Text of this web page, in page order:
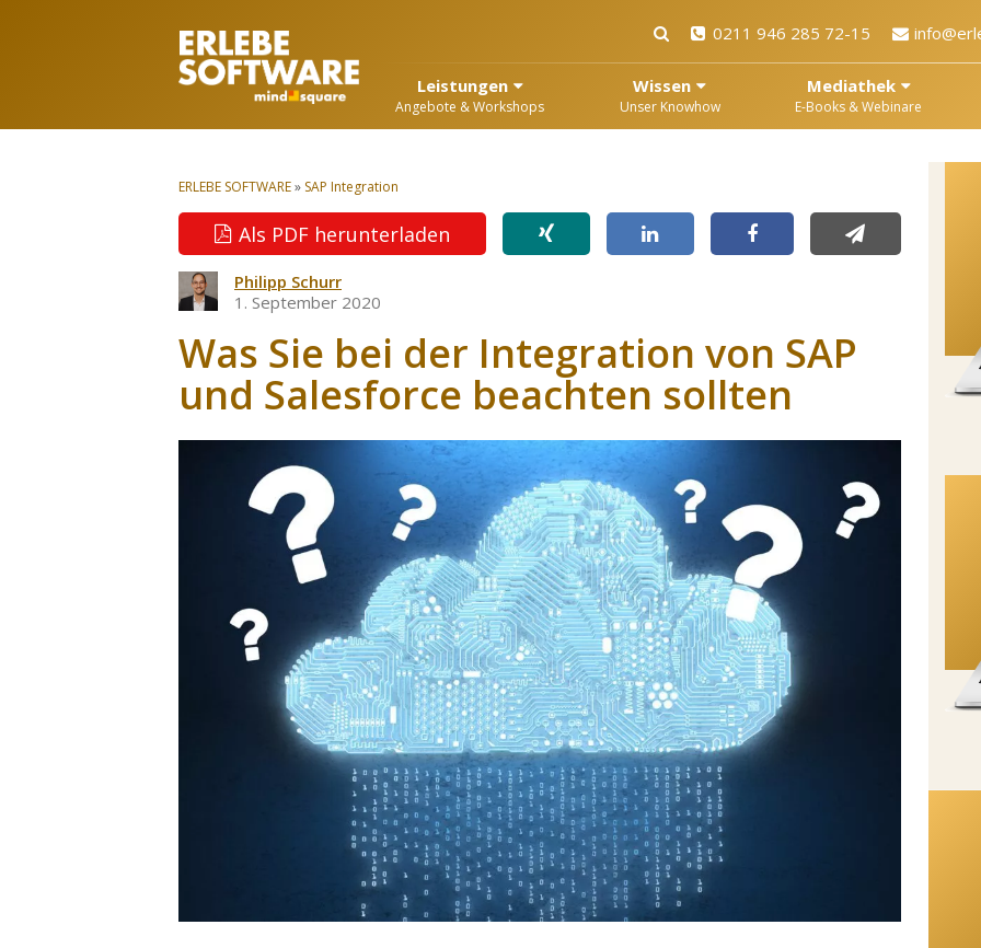
0211 946 285 72-15
Leistungen
Angebote & Workshops
Wissen
Unser Knowhow
Mediathek
E-Books & Webinare
ERLEBE SOFTWARE» SAP Integration
Als PDF herunterladen
Philipp Schurr
1. September 2020
Was Sie bei der Integration von SAP
und Salesforce beachten sollten